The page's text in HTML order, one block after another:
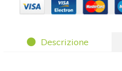
Descrizione